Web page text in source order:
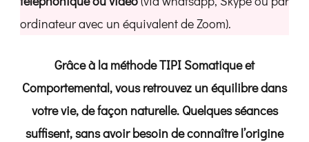
ordinateur avec un équivalent de Zoom).
Grâce à la méthode TIPI Somatique et
Comportemental, vous retrouvez un équilibre dans
votre vie, de façon naturelle. Quelques séances
suffisent, sans avoir besoin de connaître l’origine